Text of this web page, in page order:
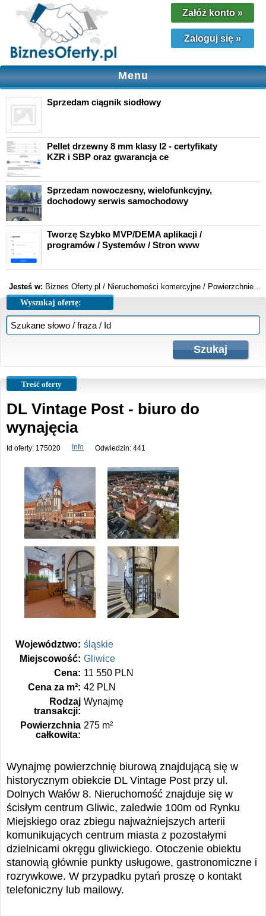
Załóż konto »
Zaloguj się»
Menu
Sprzedam ciągnik siodłowy
Pellet drzewny 8 mm klasy I2 - certyfikaty
KZR i SBP oraz gwarancja ce
Sprzedam nowoczesny, wielofunkcyjny,
dochodowy serwis samochodowy
Tworzę Szybko MVP/DEMA aplikacji /
programów / Systemów / Stron www
Jesteś w: Biznes Oferty.pl / Nieruchomości komercyjne / Powierzchnie biurowe
Wyszukaj ofertę:
Treść oferty
DL Vintage Post - biuro do
wynajęcia
Id oferty: 175020 Info Odwiedzin: 441
Województwo: śląskie
Miejscowość: Gliwice
Cena: 11 550 PLN
Cena za m²: 42 PLN
Rodzaj
transakcji:
Wynajmę
Powierzchnia
całkowita:
275 m²
Wynajmę powierzchnię biurową znajdującą się w
historycznym obiekcie DL Vintage Post przy ul.
Dolnych Wałów 8. Nieruchomość znajduje się w
ścisłym centrum Gliwic, zaledwie 100m od Rynku
Miejskiego oraz zbiegu najważniejszych arterii
komunikujących centrum miasta z pozostałymi
dzielnicami okręgu gliwickiego. Otoczenie obiektu
stanowią głównie punkty usługowe, gastronomiczne i
rozrywkowe. W przypadku pytań proszę o kontakt
telefoniczny lub mailowy.